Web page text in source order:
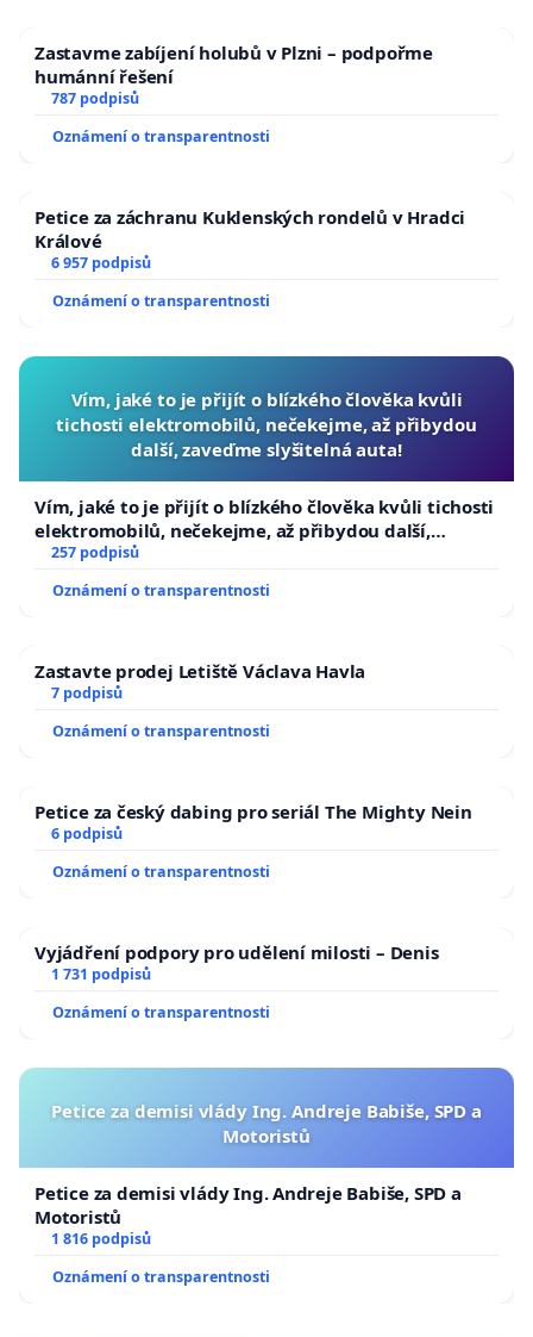
Zastavme zabíjení holubů v Plzni – podpořme
humánní řešení
787 podpisů
Oznámení o transparentnosti
Petice za záchranu Kuklenských rondelů v Hradci
Králové
6 957 podpisů
Oznámení o transparentnosti
Vím, jaké to je přijít o blízkého člověka kvůli
tichosti elektromobilů, nečekejme, až přibydou
další, zaveďme slyšitelná auta!
Vím, jaké to je přijít o blízkého člověka kvůli tichosti
elektromobilů, nečekejme, až přibydou další,
zaveďme slyšitelná auta!
257 podpisů
Oznámení o transparentnosti
Zastavte prodej Letiště Václava Havla
7 podpisů
Oznámení o transparentnosti
Petice za český dabing pro seriál The Mighty Nein
6 podpisů
Oznámení o transparentnosti
Vyjádření podpory pro udělení milosti – Denis
1 731 podpisů
Oznámení o transparentnosti
Petice za demisi vlády Ing. Andreje Babiše, SPD a
Motoristů
Petice za demisi vlády Ing. Andreje Babiše, SPD a
Motoristů
1 816 podpisů
Oznámení o transparentnosti